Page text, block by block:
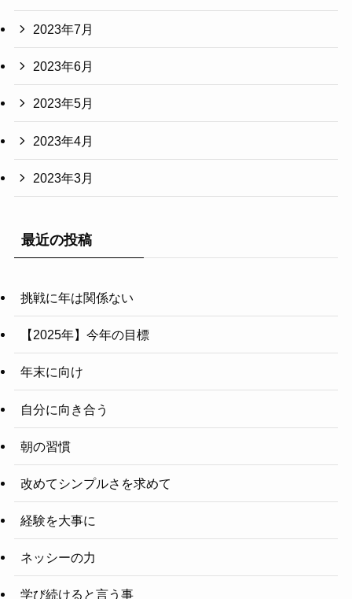
2023年7月
2023年6月
2023年5月
2023年4月
2023年3月
最近の投稿
挑戦に年は関係ない
【2025年】今年の目標
年末に向け
自分に向き合う
朝の習慣
改めてシンプルさを求めて
経験を大事に
ネッシーの力
学び続けると言う事